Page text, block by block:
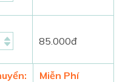
85.000đ
Miễn Phí